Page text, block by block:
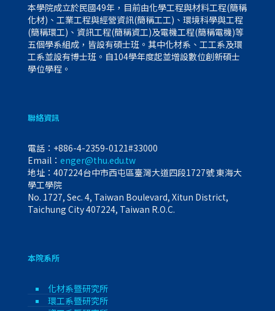
本學院成立於民國49年，目前由化學工程與材料工程(簡稱
化材)、工業工程與經營資訊(簡稱工工)、環境科學與工程
(簡稱環工)、資訊工程(簡稱資工)及電機工程(簡稱電機)等
五個學系組成，皆設有碩士班。其中化材系、工工系及環
工系並設有博士班。自104學年度起並增設數位創新碩士
學位學程。
聯絡資訊
電話： +886-4-2359-0121#33000
Email： enger@thu.edu.tw
地址：407224台中市西屯區臺灣大道四段1727號 東海大
學工學院
No. 1727, Sec. 4, Taiwan Boulevard, Xitun District,
Taichung City 407224, Taiwan R.O.C.
本院系所
化材系暨研究所
環工系暨研究所